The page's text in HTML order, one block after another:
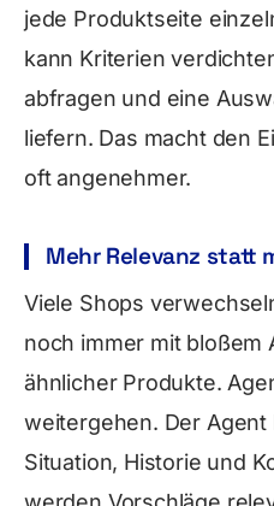
jede Produktseite
kann Kriterien
abfragen und eine
liefern. Das macht den
oft angenehmer.
Mehr Relevanz statt
Viele Shops
noch immer mit bloßem
ähnlicher Produkte.
weitergehen. Der Agent
Situation, Historie und